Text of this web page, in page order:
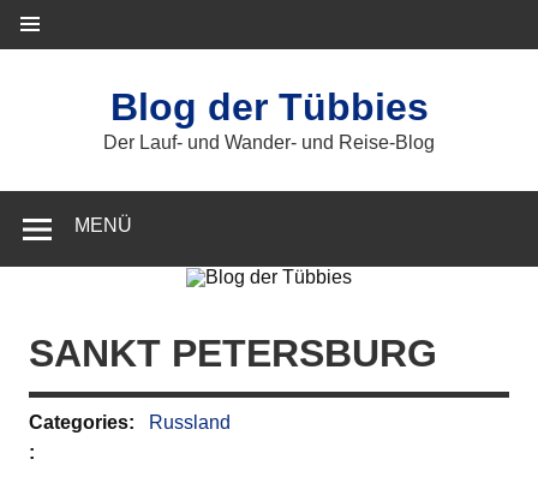
Inhalt
springen
Blog der Tübbies
Der Lauf- und Wander- und Reise-Blog
MENÜ
SANKT PETERSBURG
Categories:
Russland
: